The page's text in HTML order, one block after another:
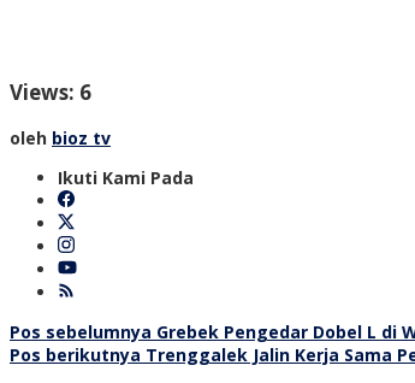
Views: 6
oleh bioz tv
Ikuti Kami Pada
Navigasi
Pos sebelumnya Grebek Pengedar Dobel L di
Pos berikutnya Trenggalek Jalin Kerja Sama